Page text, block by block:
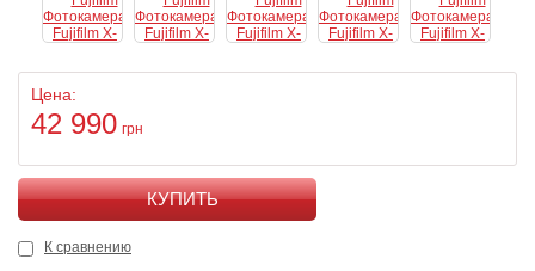
Цена:
42 990 грн
КУПИТЬ
К сравнению